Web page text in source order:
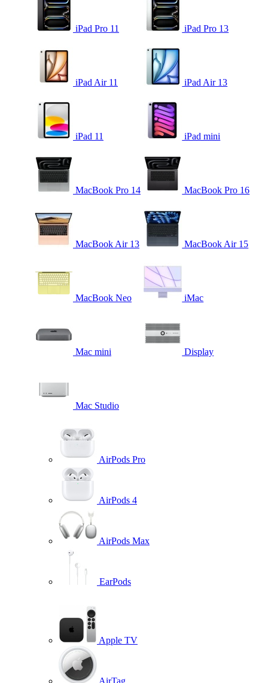
iPad Pro 11 iPad Pro 13
iPad Air 11 iPad Air 13
iPad 11 iPad mini
MacBook Pro 14 MacBook Pro 16
MacBook Air 13 MacBook Air 15
MacBook Neo iMac
Mac mini Display
Mac Studio
AirPods Pro
AirPods 4
AirPods Max
EarPods
Apple TV